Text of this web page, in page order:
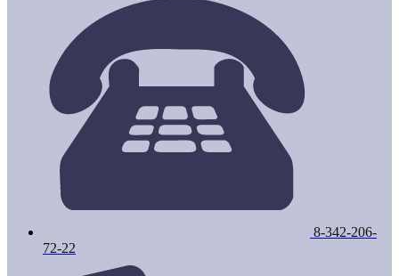
8-342-206-
72-22